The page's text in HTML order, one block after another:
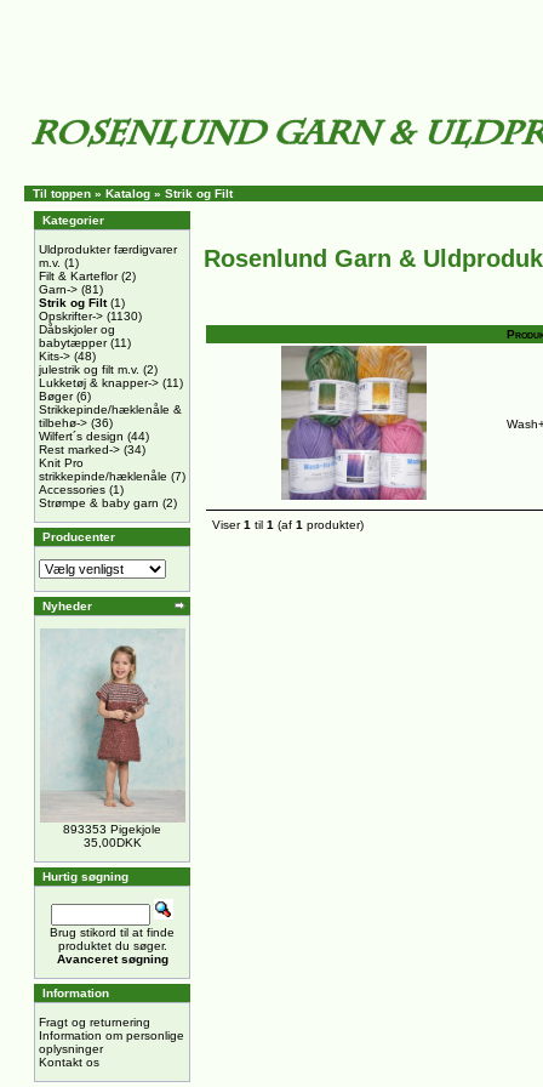
Til toppen » Katalog » Strik og Filt
Kategorier
Uldprodukter færdigvarer
m.v. (1)
Filt & Karteflor(2)
Garn-> (81)
Strik og Filt(1)
Opskrifter-> (1130)
Dåbskjoler og
babytæpper(11)
Kits-> (48)
julestrik og filt m.v. (2)
Lukketøj & knapper-> (11)
Bøger(6)
Strikkepinde/hæklenåle &
tilbehø-> (36)
Wilfert´s design (44)
Rest marked-> (34)
Knit Pro
strikkepinde/hæklenåle (7)
Accessories (1)
Strømpe & baby garn (2)
Producenter
Nyheder
893353 Pigekjole
35,00DKK
Hurtig søgning
Brug stikord til at finde
produktet du søger.
Avanceret søgning
Information
Fragt og returnering
Information om personlige
oplysninger
Kontakt os
Rosenlund Garn &
Viser1 til 1 (af 1 produkter)